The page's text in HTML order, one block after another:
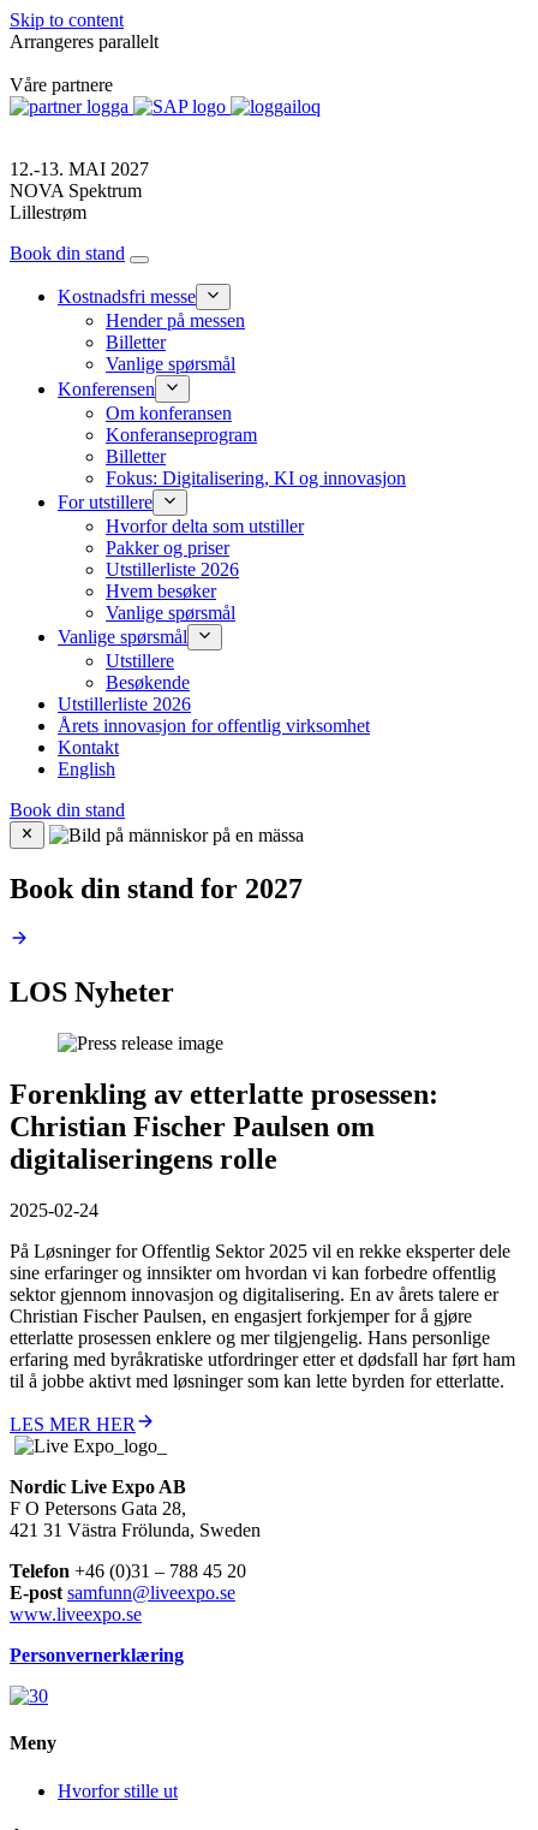
Skip to content
Arrangeres parallelt
Våre partnere
12.-13. MAI 2027
NOVA Spektrum
Lillestrøm
Book din stand
Kostnadsfri messe
Hender på messen
Billetter
Vanlige spørsmål
Konferensen
Om konferansen
Konferanseprogram
Billetter
Fokus: Digitalisering, KI og innovasjon
For utstillere
Hvorfor delta som utstiller
Pakker og priser
Utstillerliste 2026
Hvem besøker
Vanlige spørsmål
Vanlige spørsmål
Utstillere
Besøkende
Utstillerliste 2026
Årets innovasjon for offentlig virksomhet
Kontakt
English
Book din stand
Book din stand for 2027
LOS Nyheter
Forenkling av etterlatte prosessen:
Christian Fischer Paulsen om
digitaliseringens rolle
2025-02-24
På Løsninger for Offentlig Sektor 2025 vil en rekke eksperter dele
sine erfaringer og innsikter om hvordan vi kan forbedre offentlig
sektor gjennom innovasjon og digitalisering. En av årets talere er
Christian Fischer Paulsen, en engasjert forkjemper for å gjøre
etterlatte prosessen enklere og mer tilgjengelig. Hans personlige
erfaring med byråkratiske utfordringer etter et dødsfall har ført ham
til å jobbe aktivt med løsninger som kan lette byrden for etterlatte.
LES MER HER
Nordic Live Expo AB
F O Petersons Gata 28,
421 31 Västra Frölunda, Sweden
Telefon +46 (0)31 – 788 45 20
E-post samfunn@liveexpo.se
www.liveexpo.se
Personvernerklæring
Meny
Hvorfor stille ut